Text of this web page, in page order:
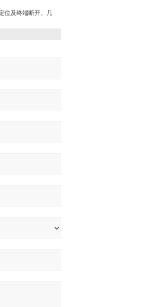
位及终端断开。几